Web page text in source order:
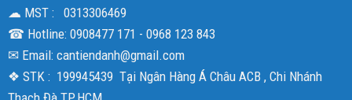
☁ MST : 0313306469
☎ Hotline: 0908477 171 - 0968 123 843
✉ Email: cantiendanh@gmail.com
❖ STK : 199945439 Tại Ngân Hàng Á Châu ACB , Chi Nhánh